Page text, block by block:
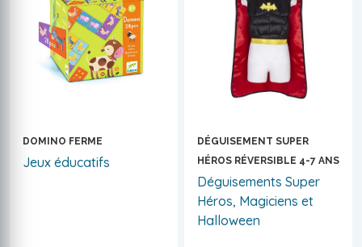
DOMINO FERME
Jeux éducatifs
DÉGUISEMENT SUPER
HÉROS RÉVERSIBLE 4-7 ANS
Déguisements Super
Héros, Magiciens et
Halloween